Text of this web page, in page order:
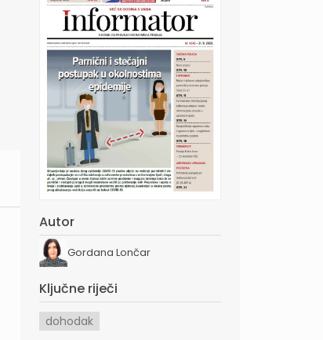
Autor
Gordana Lončar
Ključne riječi
dohodak